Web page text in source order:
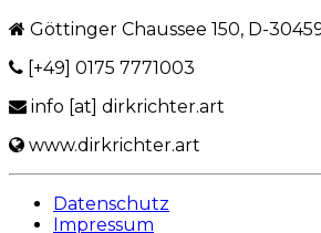
Göttinger Chaussee 150, D-
[+49] 0175 7771003
info [at] dirkrichter.art
www.dirkrichter.art
Datenschutz
Impressum